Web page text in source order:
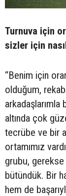
Turnuva için
sizler için
“Benim için
olduğum,
altında çok
tecrübe ve bir
ortamımız
grubu,
bütündük. Bir
hem de